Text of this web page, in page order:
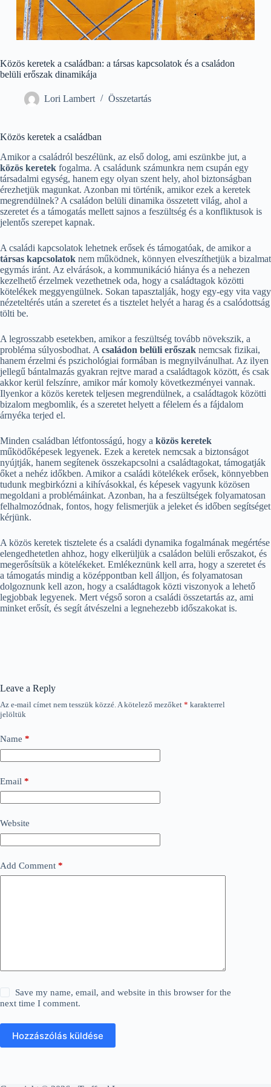
Közös keretek a családban: a társas kapcsolatok és a családon
belüli erőszak dinamikája
Lori Lambert Összetartás
Közös keretek a családban
Amikor a családról beszélünk, az első dolog, ami eszünkbe jut, a
közös keretek fogalma. A családunk számunkra nem csupán egy
társadalmi egység, hanem egy olyan szent hely, ahol biztonságban
érezhetjük magunkat. Azonban mi történik, amikor ezek a keretek
megrendülnek? A családon belüli dinamika összetett világ, ahol a
szeretet és a támogatás mellett sajnos a feszültség és a konfliktusok is
jelentős szerepet kapnak.
A családi kapcsolatok lehetnek erősek és támogatóak, de amikor a
társas kapcsolatok nem működnek, könnyen elveszíthetjük a bizalmat
egymás iránt. Az elvárások, a kommunikáció hiánya és a nehezen
kezelhető érzelmek vezethetnek oda, hogy a családtagok közötti
kötelékek meggyengülnek. Sokan tapasztalják, hogy egy-egy vita vagy
nézeteltérés után a szeretet és a tisztelet helyét a harag és a csalódottság
tölti be.
A legrosszabb esetekben, amikor a feszültség tovább növekszik, a
probléma súlyosbodhat. A családon belüli erőszak nemcsak fizikai,
hanem érzelmi és pszichológiai formában is megnyilvánulhat. Az ilyen
jellegű bántalmazás gyakran rejtve marad a családtagok között, és csak
akkor kerül felszínre, amikor már komoly következményei vannak.
Ilyenkor a közös keretek teljesen megrendülnek, a családtagok közötti
bizalom megbomlik, és a szeretet helyett a félelem és a fájdalom
árnyéka terjed el.
Minden családban létfontosságú, hogy a közös keretek
működőképesek legyenek. Ezek a keretek nemcsak a biztonságot
nyújtják, hanem segítenek összekapcsolni a családtagokat, támogatják
őket a nehéz időkben. Amikor a családi kötelékek erősek, könnyebben
tudunk megbirkózni a kihívásokkal, és képesek vagyunk közösen
megoldani a problémáinkat. Azonban, ha a feszültségek folyamatosan
felhalmozódnak, fontos, hogy felismerjük a jeleket és időben segítséget
kérjünk.
A közös keretek tisztelete és a családi dynamika fogalmának megértése
elengedhetetlen ahhoz, hogy elkerüljük a családon belüli erőszakot, és
megerősítsük a kötelékeket. Emlékeznünk kell arra, hogy a szeretet és
a támogatás mindig a középpontban kell álljon, és folyamatosan
dolgoznunk kell azon, hogy a családtagok közti viszonyok a lehető
legjobbak legyenek. Mert végső soron a családi összetartás az, ami
minket erősít, és segít átvészelni a legnehezebb időszakokat is.
Leave a Reply
Az e-mail címet nem tesszük közzé.A kötelező mezőket * karakterrel
jelöltük
Name *
Email *
Website
Add Comment *
Save my name, email, and website in this browser for the
next time I comment.
Hozzászólás küldése